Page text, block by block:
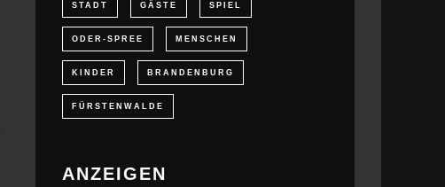
STADT GÄSTE SPIEL
ODER-SPREE MENSCHEN
KINDER BRANDENBURG
FÜRSTENWALDE
ANZEIGEN